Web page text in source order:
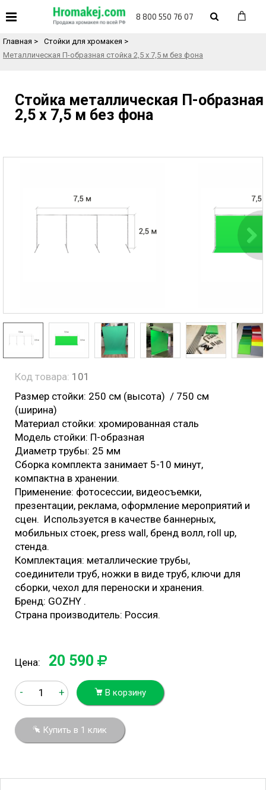
8 800 550 76 07
Назад в каталог товаров
Главная > Стойки для хромакея >
Металлическая П-образная стойка 2,5 х 7,5 м без фона
Стойка металлическая П-образная
2,5 х 7,5 м без фона
Код товара: 101
Размер стойки: 250 см (высота) / 750 см
(ширина)
Материал стойки: хромированная сталь
Модель стойки: П-образная
Диаметр трубы: 25 мм
Cборка комплекта занимает 5-10 минут,
компактна в хранении.
Применение: фотосессии, видеосъемки,
презентации, реклама, оформление мероприятий и
сцен. Используется в качестве баннерных,
мобильных стоек, press wall, бренд волл, roll up,
стенда.
Комплектация: металлические трубы,
соединители труб, ножки в виде труб, ключи для
сборки, чехол для переноски и хранения.
Бренд: GOZHY .
Страна производитель: Россия.
Цена: 20 590
- + В корзину
Купить в 1 клик